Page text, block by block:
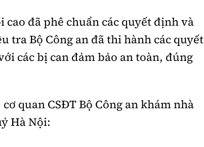
đã phê chuẩn các quyết định và
tra Bộ Công an đã thi hành các quyết
các bị can đảm bảo an toàn, đúng
quan CSĐT Bộ Công an khám nhà
Hà Nội: